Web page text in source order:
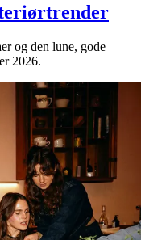
og den lune, gode
2026.